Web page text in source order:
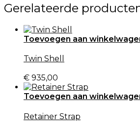
Gerelateerde
Toevoegen aan
Twin Shell
€ 935,00
Toevoegen aan
Retainer Strap